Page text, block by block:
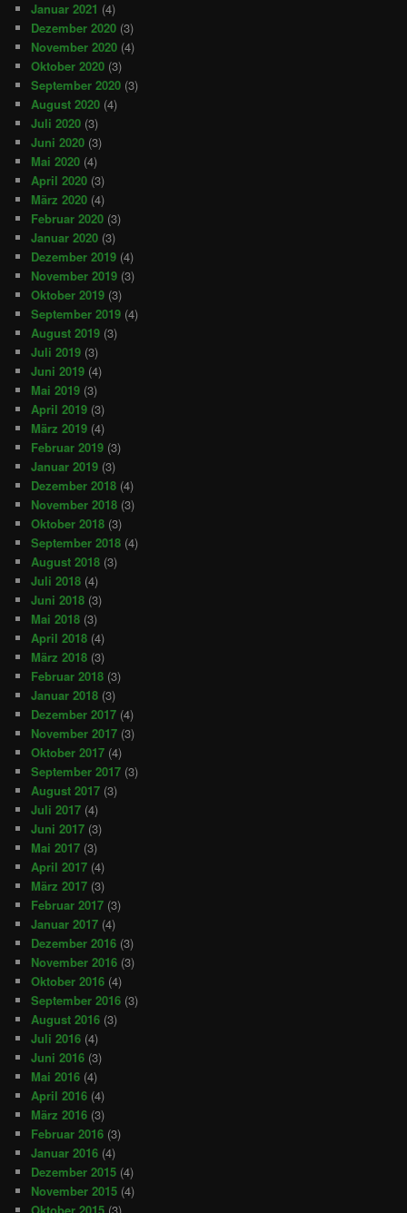
Januar 2021 (4)
Dezember 2020 (3)
November 2020 (4)
Oktober 2020 (3)
September 2020 (3)
August 2020 (4)
Juli 2020 (3)
Juni 2020 (3)
Mai 2020 (4)
April 2020 (3)
März 2020 (4)
Februar 2020 (3)
Januar 2020 (3)
Dezember 2019 (4)
November 2019 (3)
Oktober 2019 (3)
September 2019 (4)
August 2019 (3)
Juli 2019 (3)
Juni 2019 (4)
Mai 2019 (3)
April 2019 (3)
März 2019 (4)
Februar 2019 (3)
Januar 2019 (3)
Dezember 2018 (4)
November 2018 (3)
Oktober 2018 (3)
September 2018 (4)
August 2018 (3)
Juli 2018 (4)
Juni 2018 (3)
Mai 2018 (3)
April 2018 (4)
März 2018 (3)
Februar 2018 (3)
Januar 2018 (3)
Dezember 2017 (4)
November 2017 (3)
Oktober 2017 (4)
September 2017 (3)
August 2017 (3)
Juli 2017 (4)
Juni 2017 (3)
Mai 2017 (3)
April 2017 (4)
März 2017 (3)
Februar 2017 (3)
Januar 2017 (4)
Dezember 2016 (3)
November 2016 (3)
Oktober 2016 (4)
September 2016 (3)
August 2016 (3)
Juli 2016 (4)
Juni 2016 (3)
Mai 2016 (4)
April 2016 (4)
März 2016 (3)
Februar 2016 (3)
Januar 2016 (4)
Dezember 2015 (4)
November 2015 (4)